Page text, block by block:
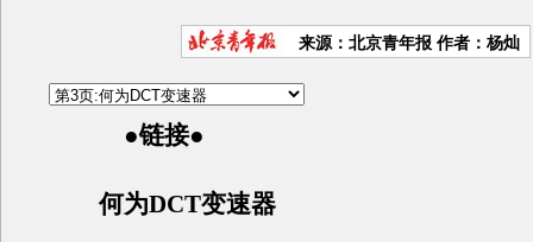
来源：北京青年报 作者：杨灿
●链接●
何为DCT变速器